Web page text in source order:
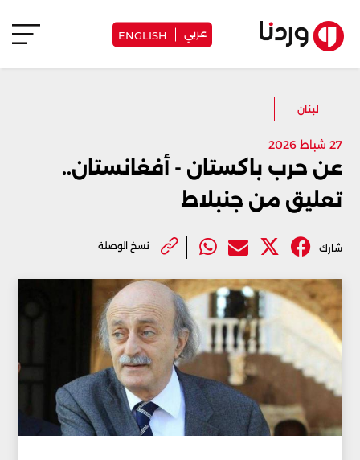
عربي ENGLISH
لبنان
27 شباط 2026
عن حرب باكستان - أفغانستان..
تعليق من جنبلاط
شارك نسخ الوصلة